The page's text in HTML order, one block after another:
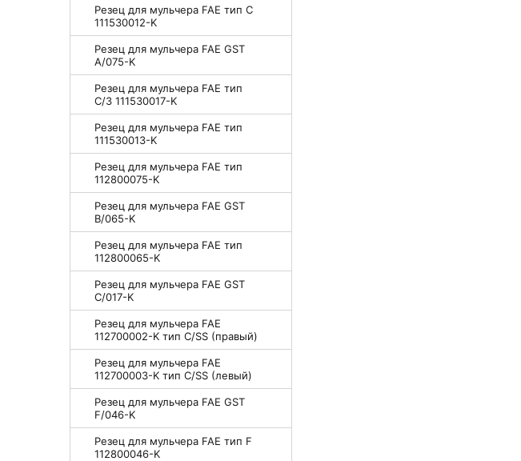
Резец для мульчера FAE тип С
111530012-K
Резец для мульчера FAE GST
A/075-K
Резец для мульчера FAE тип
С/3 111530017-K
Резец для мульчера FAE тип
111530013-K
Резец для мульчера FAE тип
112800075-K
Резец для мульчера FAE GST
B/065-K
Резец для мульчера FAE тип
112800065-K
Резец для мульчера FAE GST
С/017-K
Резец для мульчера FAE
112700002-K тип C/SS (правый)
Резец для мульчера FAE
112700003-K тип C/SS (левый)
Резец для мульчера FAE GST
F/046-K
Резец для мульчера FAE тип F
112800046-K